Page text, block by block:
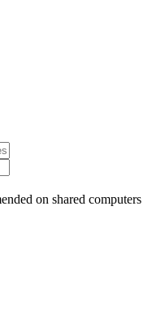
on shared computers